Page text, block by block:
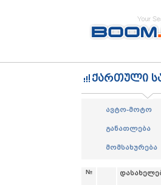
ქართული
ავტო-მოტო
განათლება
მომსახურება
№